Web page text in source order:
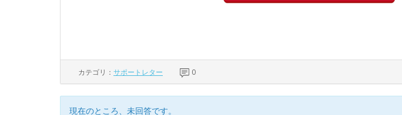
カテゴリ： サポートレター 0
現在のところ、未回答です。